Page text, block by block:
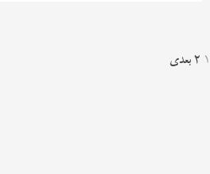
صفحه‌بندی
1
2 بعدی